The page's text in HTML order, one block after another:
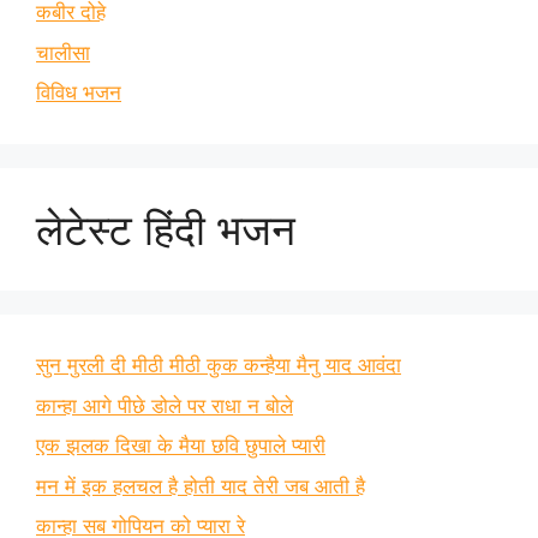
कबीर दोहे
चालीसा
विविध भजन
लेटेस्ट हिंदी भजन
सुन मुरली दी मीठी मीठी कुक कन्हैया मैनु याद आवंदा
कान्हा आगे पीछे डोले पर राधा न बोले
एक झलक दिखा के मैया छवि छुपाले प्यारी
मन में इक हलचल है होती याद तेरी जब आती है
कान्हा सब गोपियन को प्यारा रे